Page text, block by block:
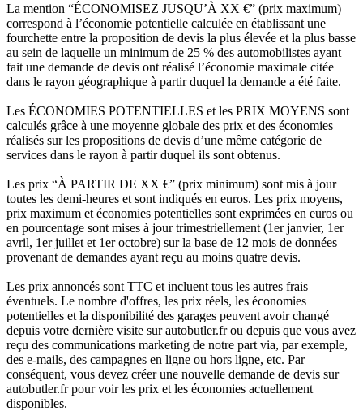
La mention “ÉCONOMISEZ JUSQU’À XX €” (prix maximum)
correspond à l’économie potentielle calculée en établissant une
fourchette entre la proposition de devis la plus élevée et la plus basse
au sein de laquelle un minimum de 25 % des automobilistes ayant
fait une demande de devis ont réalisé l’économie maximale citée
dans le rayon géographique à partir duquel la demande a été faite.
Les ÉCONOMIES POTENTIELLES et les PRIX MOYENS sont
calculés grâce à une moyenne globale des prix et des économies
réalisés sur les propositions de devis d’une même catégorie de
services dans le rayon à partir duquel ils sont obtenus.
Les prix “À PARTIR DE XX €” (prix minimum) sont mis à jour
toutes les demi-heures et sont indiqués en euros. Les prix moyens,
prix maximum et économies potentielles sont exprimées en euros ou
en pourcentage sont mises à jour trimestriellement (1er janvier, 1er
avril, 1er juillet et 1er octobre) sur la base de 12 mois de données
provenant de demandes ayant reçu au moins quatre devis.
Les prix annoncés sont TTC et incluent tous les autres frais
éventuels. Le nombre d'offres, les prix réels, les économies
potentielles et la disponibilité des garages peuvent avoir changé
depuis votre dernière visite sur autobutler.fr ou depuis que vous avez
reçu des communications marketing de notre part via, par exemple,
des e-mails, des campagnes en ligne ou hors ligne, etc. Par
conséquent, vous devez créer une nouvelle demande de devis sur
autobutler.fr pour voir les prix et les économies actuellement
disponibles.